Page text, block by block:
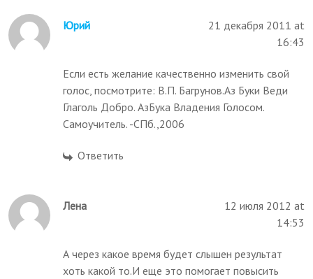
Юрий
21 декабря 2011 at
16:43
Если есть желание качественно изменить свой
голос, посмотрите: В.П. Багрунов.Аз Буки Веди
Глаголь Добро. АзБука Владения Голосом.
Самоучитель. -СПб.,2006
Ответить
Лена
12 июля 2012 at
14:53
А через какое время будет слышен результат
хоть какой то.И еще это помогает повысить